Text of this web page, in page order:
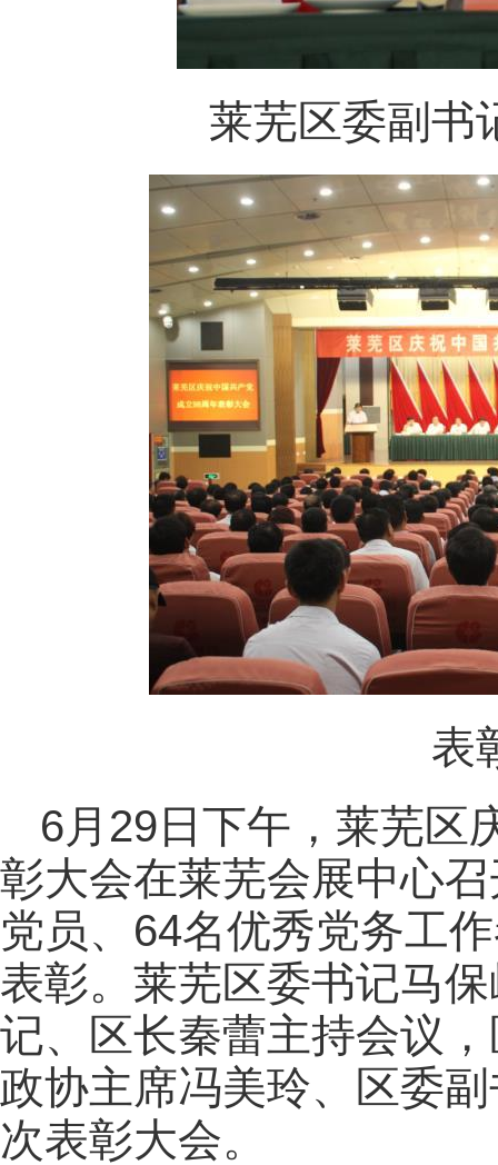
莱芜区委副书
表
6月29日下午，莱芜区
彰大会在莱芜会展中心
党员、64名优秀党务工
表彰。莱芜区委书记马
记、区长秦蕾主持会议
政协主席冯美玲、区委
次表彰大会。